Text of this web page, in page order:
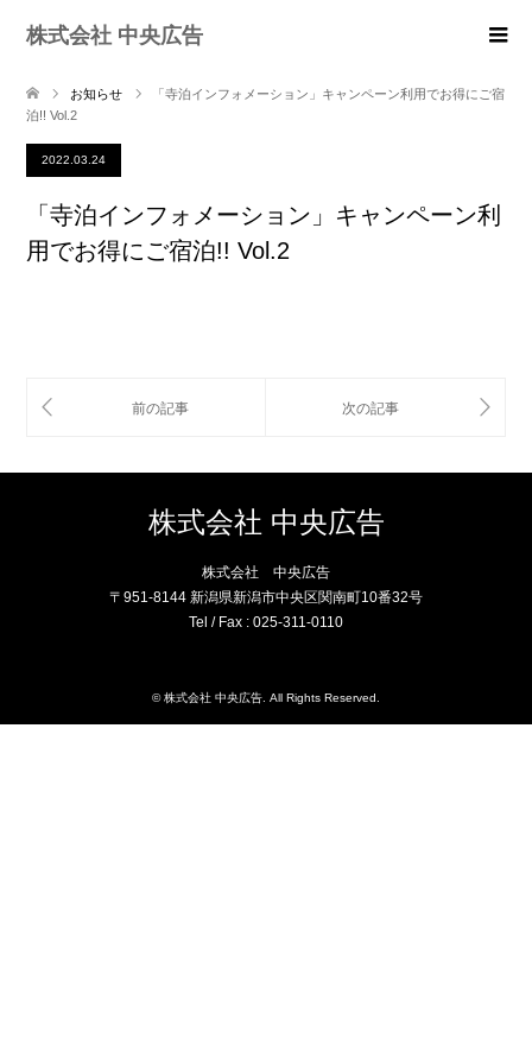
株式会社 中央広告
お知らせ
「寺泊インフォメーション」キャンペーン利用でお得にご宿
泊!! Vol.2
2022.03.24
「寺泊インフォメーション」キャンペーン利
用でお得にご宿泊!! Vol.2
株式会社 中央広告
株式会社 中央広告
〒951-8144 新潟県新潟市中央区関南町10番32号
Tel / Fax : 025-311-0110
©株式会社 中央広告 . All Rights Reserved.